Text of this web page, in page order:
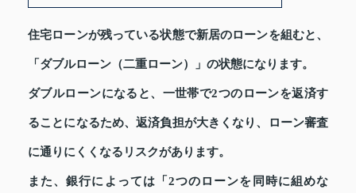
住宅ローンが残っている状態で新居のローンを組むと、
「ダブルローン（二重ローン）」の状態になります。
ダブルローンになると、一世帯で2つのローンを返済す
ることになるため、返済負担が大きくなり、ローン審査
に通りにくくなるリスクがあります。
また、銀行によっては「2つのローンを同時に組めな